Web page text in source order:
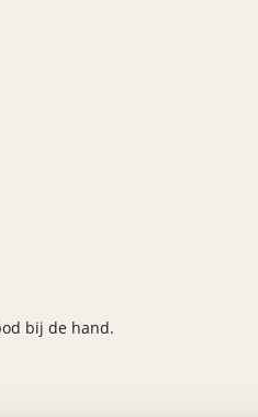
bij de hand.